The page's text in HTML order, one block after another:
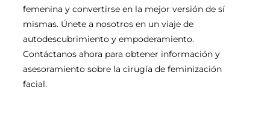
femenina y convertirse en la mejor versión de sí
mismas. Únete a nosotros en un viaje de
autodescubrimiento y empoderamiento.
Contáctanos ahora para obtener información y
asesoramiento sobre la cirugía de feminización
facial.